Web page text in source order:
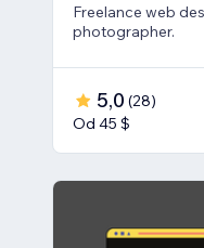
Freelance web
photographer.
5,0 (28)
Od 45 $